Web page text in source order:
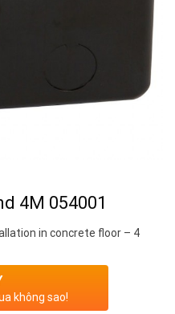
4M 054001
in concrete floor – 4
không sao!